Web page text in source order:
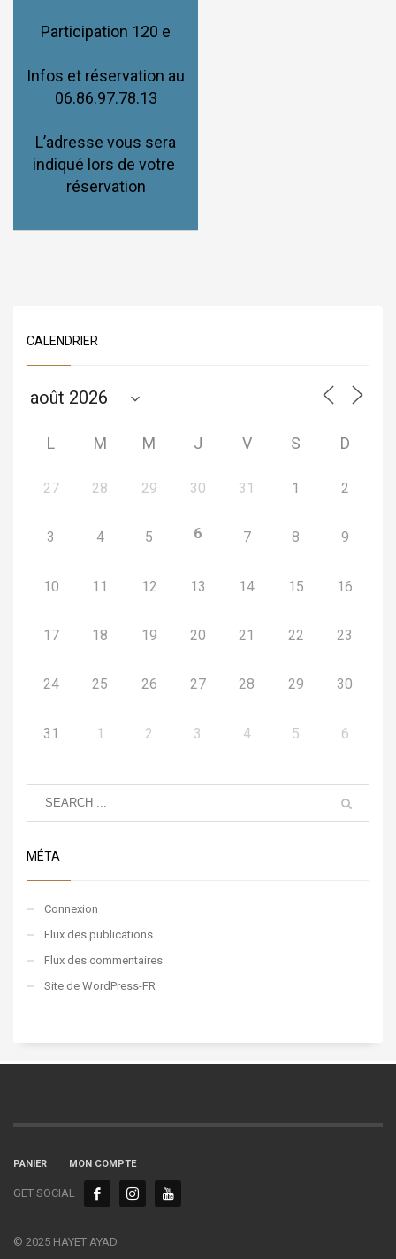
Participation 120 e
Infos et réservation au
06.86.97.78.13
L’adresse vous sera
indiqué lors de votre
réservation
CALENDRIER
L M M J V S D
27 28 29 30 31 1 2
3 4 5 6 7 8 9
10 11 12 13 14 15 16
17 18 19 20 21 22 23
24 25 26 27 28 29 30
31 1 2 3 4 5 6
MÉTA
Connexion
Flux des publications
Flux des commentaires
Site de WordPress-FR
PANIER MON COMPTE
GET SOCIAL
© 2025 HAYET AYAD